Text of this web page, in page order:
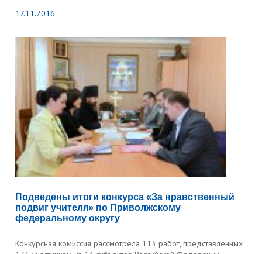
17.11.2016
Подведены итоги конкурса «За нравственный
подвиг учителя» по Приволжскому
федеральному округу
Конкурсная комиссия рассмотрела 113 работ, представленных